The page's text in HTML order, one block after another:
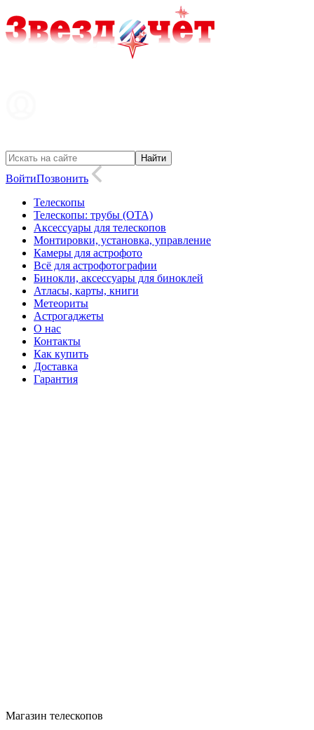
ВойтиПозвонить
Телескопы
Телескопы: трубы (OTA)
Аксессуары для телескопов
Монтировки, установка, управление
Камеры для астрофото
Всё для астрофотографии
Бинокли, аксессуары для биноклей
Атласы, карты, книги
Метеориты
Астрогаджеты
О нас
Контакты
Как купить
Доставка
Гарантия
Магазин телескопов